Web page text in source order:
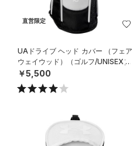
直営限定
UAドライブ ヘッド カバー （フェア
ウェイウッド）（ゴルフ/UNISEX）
￥5,500